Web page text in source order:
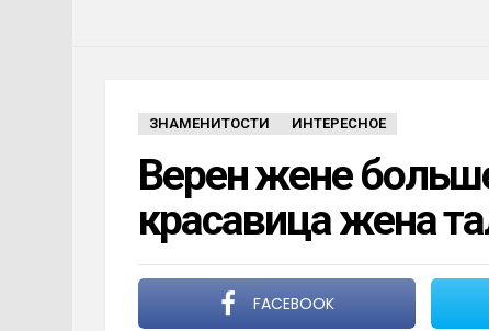
ЗНАМЕНИТОСТИ ИНТЕРЕСНОЕ
Верен жене
красавица жена
FACEBOOK